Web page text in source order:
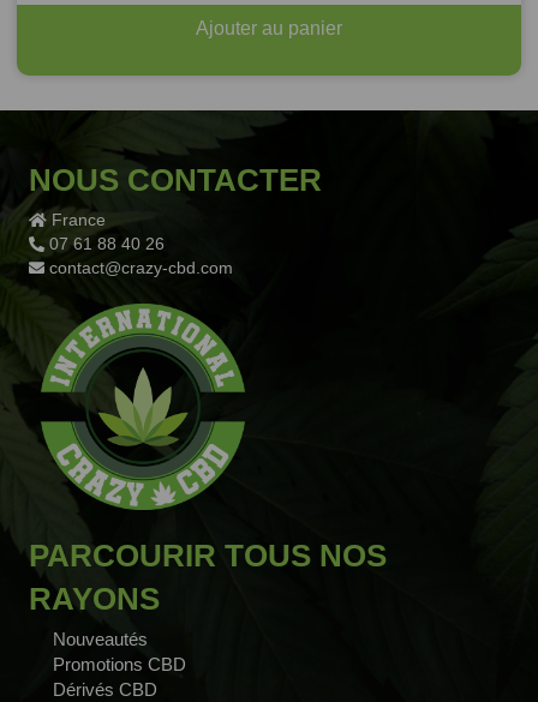
Ajouter au panier
NOUS CONTACTER
France
07 61 88 40 26
contact@crazy-cbd.com
PARCOURIR TOUS NOS
RAYONS
Nouveautés
Promotions CBD
Dérivés CBD